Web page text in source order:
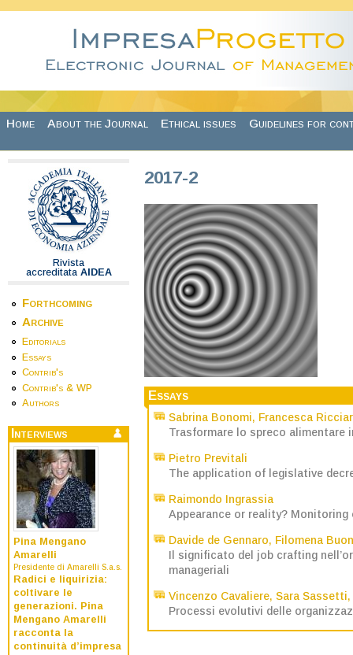
Home About the Journal Ethical issues Guidelines for
Rivista
accreditata AIDEA
Forthcoming
Archive
Editorials
Essays
Contrib's
Contrib's & WP
Authors
Interviews
Pina Mengano
Amarelli
Presidente di Amarelli S.a.s.
Radici e liquirizia:
coltivare le
generazioni. Pina
Mengano Amarelli
racconta la
continuità d’impresa
2017-2
Essays
Sabrina Bonomi, Francesca
Trasformare lo spreco alimentare
Pietro Previtali
The application of legislative
Raimondo Ingrassia
Appearance or reality?
Davide de Gennaro, Filomena
Il significato del job crafting
manageriali
Vincenzo Cavaliere, Sara Sassetti,
Processi evolutivi delle